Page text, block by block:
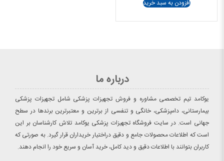
افزودن به سبد خرید
درباره ما
یوکامد تیم تخصصی مشاوره و فروش تجهیزات پزشکی شامل تجهیزات پزشکی
بیمارستانی، دامپزشکی، خانگی و تنفسی از برترین و معتبرترین برندها در سطح
جهانی است. در سایت فروشگاه تجهیزات پزشکی یوکامد تلاش کارشناسان بر این
است که اطلاعات محصولات جامع و دقیق دراختیار خریداران قرار گیرد. به صورتی که
کاربران بتوانند با اطلاعات دقیق و دید کامل، خرید آسان و سریع خود را انجام دهند.